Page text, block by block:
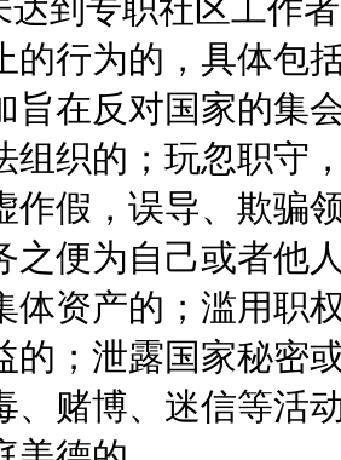
专职社区工作者
的行为的，具体包
旨在反对国家的集
组织的；玩忽职守
作假，误导、欺骗
之便为自己或者他
体资产的；滥用职
的；泄露国家秘密
、赌博、迷信等活